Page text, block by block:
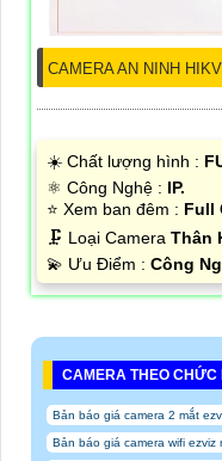
CAMERA AN NINH
☀️ Chất lượng hình :
⚛️ Công Nghệ : IP.
⭐ Xem ban đêm : Full
🗜️ Loại Camera Thân
️💫 Ưu Điểm : Công
CAMERA THEO CHỨC
Bản báo giá camera 2 mắt
Bản báo giá camera wifi ezviz